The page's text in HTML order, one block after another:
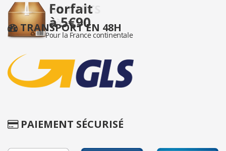
TRANSPORT EN 48H
PAIEMENT SÉCURISÉ